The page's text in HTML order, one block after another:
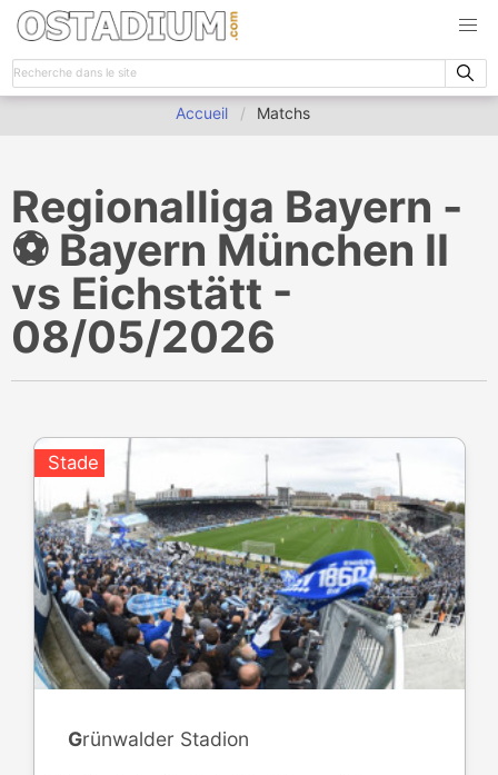
Accueil Matchs
Regionalliga Bayern -
⚽️ Bayern München II
vs Eichstätt -
08/05/2026
Stade
Grünwalder Stadion